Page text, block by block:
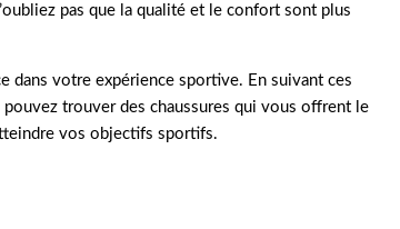
pas que la qualité et le confort sont plus
dans votre expérience sportive. En suivant ces
trouver des chaussures qui vous offrent le
vos objectifs sportifs.